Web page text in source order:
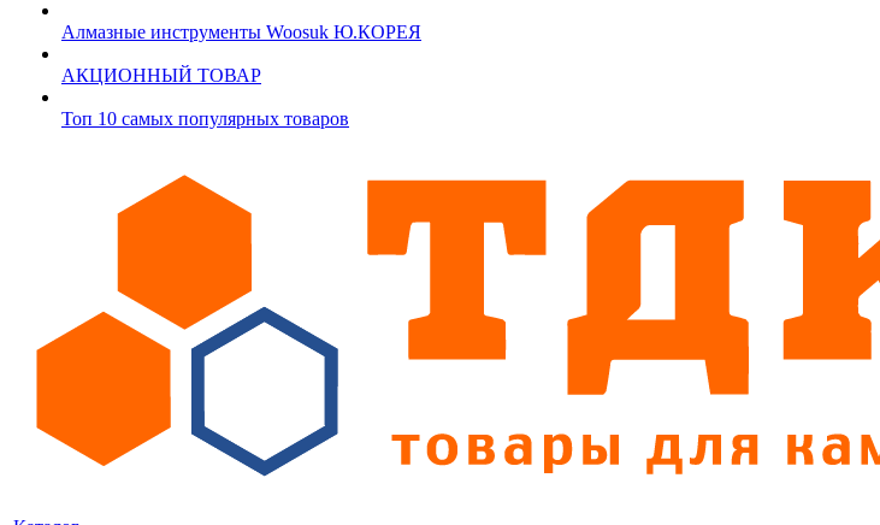
Алмазные инструменты Woosuk Ю.КОРЕЯ
АКЦИОННЫЙ ТОВАР
Топ 10 самых популярных товаров